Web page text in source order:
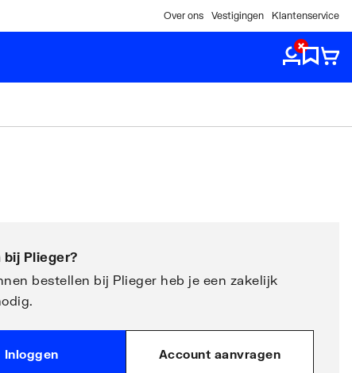
Over ons Vestigingen Klantenservice
bij Plieger?
bestellen bij Plieger heb je een zakelijk
Inloggen Account aanvragen